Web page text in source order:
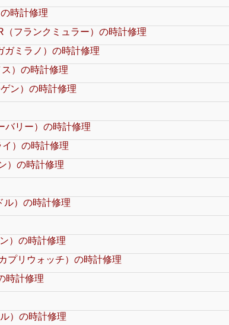
時計修理
（フランクミュラー）の時計修理
ガミラノ）の時計修理
）の時計修理
ン）の時計修理
バリー）の時計修理
）の時計修理
）の時計修理
ル）の時計修理
）の時計修理
プリウォッチ）の時計修理
時計修理
）の時計修理